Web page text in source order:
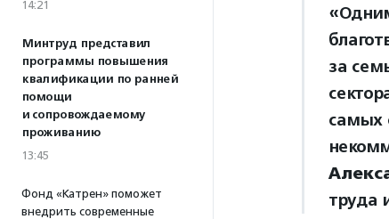
14:21
Минтруд представил
программы повышения
квалификации по ранней
помощи
и сопровождаемому
проживанию
13:45
Фонд «Катрен» поможет
внедрить современные
за
самых
труда